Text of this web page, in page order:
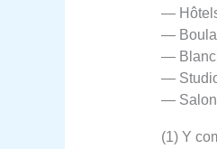
—
—
—
—
—
(1) Y